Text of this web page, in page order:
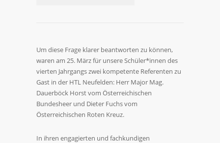
Um diese Frage klarer beantworten zu können,
waren am 25. März für unsere Schüler*innen des
vierten Jahrgangs zwei kompetente Referenten zu
Gast in der HTL Neufelden: Herr Major Mag.
Dauerböck Horst vom Österreichischen
Bundesheer und Dieter Fuchs vom
Österreichischen Roten Kreuz.
In ihren engagierten und fachkundigen